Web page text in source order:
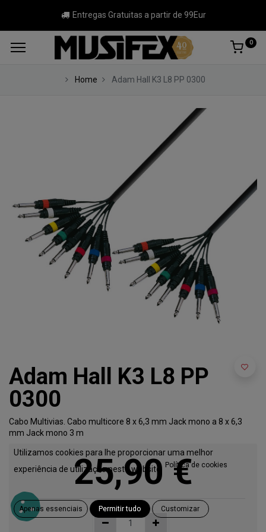
Entregas Gratuitas a partir de 99Eur
0
Home Adam Hall K3 L8 PP 0300
Adam Hall K3 L8 PP
0300
Cabo Multivias. Cabo multicore 8 x 6,3 mm Jack mono a 8 x 6,3
mm Jack mono 3 m
25,90€
Utilizamos cookies para lhe proporcionar uma melhor
experiência de utilização neste website. Política de cookies
Apenas essenciais Permitir tudo Customizar